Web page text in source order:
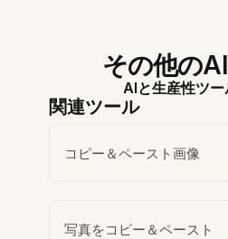
その他の
AIと生産性ツ
関連ツール
コピー＆ペースト画像
写真をコピー＆ペースト